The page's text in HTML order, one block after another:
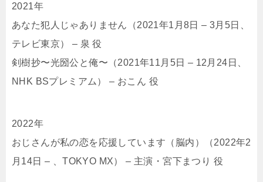
2021年
あなた犯人じゃありません（2021年1月8日 – 3月5日、
テレビ東京） – 泉 役
剣樹抄〜光圀公と俺〜（2021年11月5日 – 12月24日、
NHK BSプレミアム） – おこん 役
2022年
おじさんが私の恋を応援しています（脳内）（2022年2
月14日 – 、TOKYO MX） – 主演・宮下まつり 役